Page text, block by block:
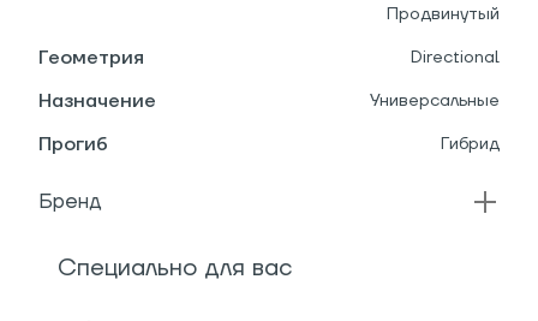
Продвинутый
Геометрия Directional
Назначение Универсальные
Прогиб Гибрид
Бренд
Специально для вас